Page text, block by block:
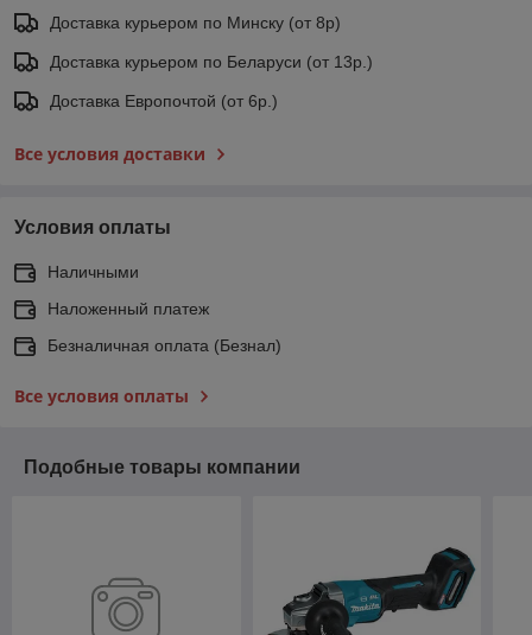
Доставка курьером по Минску (от 8р)
Доставка курьером по Беларуси (от 13р.)
Доставка Европочтой (от 6р.)
Все условия доставки
Условия оплаты
Наличными
Наложенный платеж
Безналичная оплата (Безнал)
Все условия оплаты
Подобные товары компании